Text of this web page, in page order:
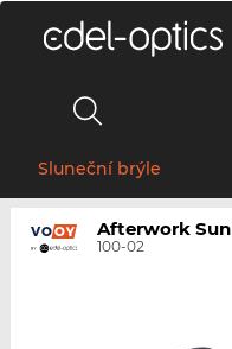
Sluneční brýle
Afterwork Sun
100-02